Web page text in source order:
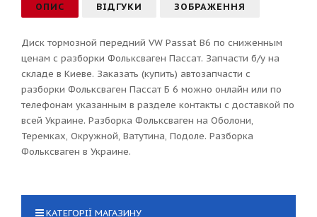
ОПИС ВІДГУКИ ЗОБРАЖЕННЯ
Диск тормозной передний VW Passat B6 по сниженным
ценам с разборки Фольксваген Пассат. Запчасти б/у на
складе в Киеве. Заказать (купить) автозапчасти с
разборки Фольксваген Пассат Б 6 можно онлайн или по
телефонам указанным в разделе контакты с доставкой по
всей Украине. Разборка Фольксваген на Оболони,
Теремках, Окружной, Ватутина, Подоле. Разборка
Фольксваген в Украине.
КАТЕГОРІЇ МАГАЗИНУ